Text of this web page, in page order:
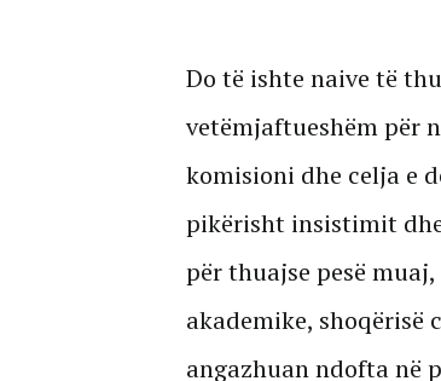
Do të ishte naive të
vetëmjaftueshëm për
komisioni dhe celja e
pikërisht insistimit
për thuajse pesë
akademike, shoqërisë
angazhuan ndofta në